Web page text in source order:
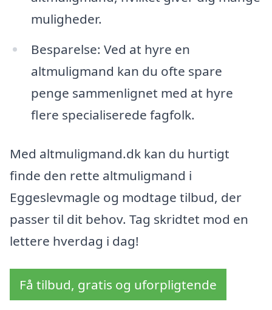
muligheder.
Besparelse: Ved at hyre en
altmuligmand kan du ofte spare
penge sammenlignet med at hyre
flere specialiserede fagfolk.
Med altmuligmand.dk kan du hurtigt
finde den rette altmuligmand i
Eggeslevmagle og modtage tilbud, der
passer til dit behov. Tag skridtet mod en
lettere hverdag i dag!
Få tilbud, gratis og uforpligtende